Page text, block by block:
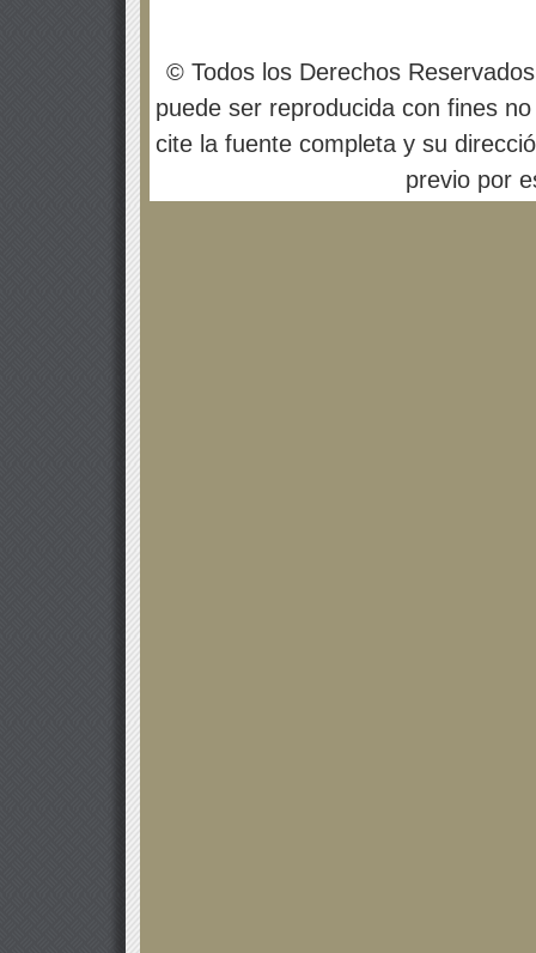
© Todos los Derechos
puede ser reproducida con fines
cite la fuente completa y su
previo por